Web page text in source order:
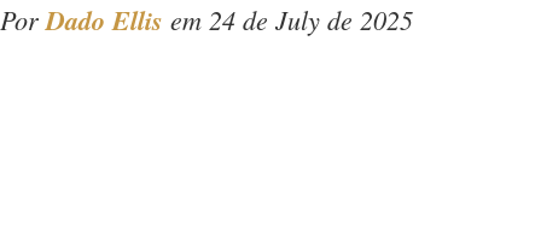
PorDado Ellis em 24 de July de 2025